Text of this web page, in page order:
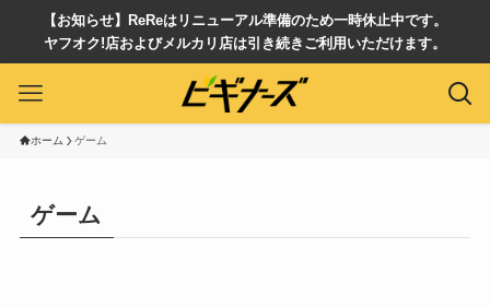
【お知らせ】ReReはリニューアル準備のため一時休止中です。
ヤフオク!店およびメルカリ店は引き続きご利用いただけます。
ホーム ゲーム
ゲーム